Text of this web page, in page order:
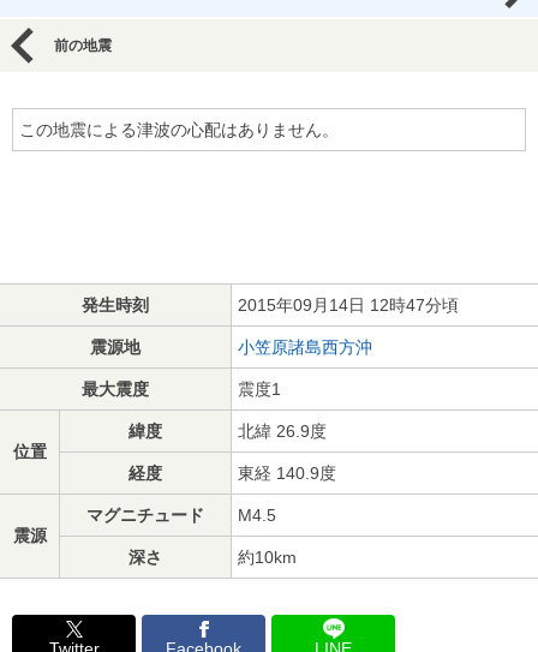
前の地震
この地震による津波の心配はありません。
発生時刻 2015年09月14日 12時47分頃
震源地 小笠原諸島西方沖
最大震度 震度1
位置
緯度 北緯 26.9度
経度 東経 140.9度
震源
マグニチュード M4.5
深さ 約10km